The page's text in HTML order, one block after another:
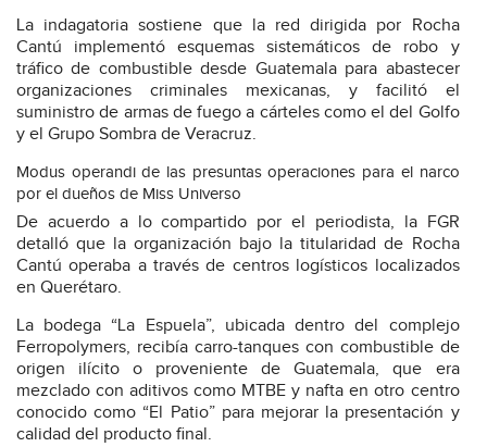
La indagatoria sostiene que la red dirigida por Rocha
Cantú implementó esquemas sistemáticos de robo y
tráfico de combustible desde Guatemala para abastecer
organizaciones criminales mexicanas, y facilitó el
suministro de armas de fuego a cárteles como el del Golfo
y el Grupo Sombra de Veracruz.
Modus operandi de las presuntas operaciones para el narco
por el dueños de Miss Universo
De acuerdo a lo compartido por el periodista, la FGR
detalló que la organización bajo la titularidad de Rocha
Cantú operaba a través de centros logísticos localizados
en Querétaro.
La bodega “La Espuela”, ubicada dentro del complejo
Ferropolymers, recibía carro-tanques con combustible de
origen ilícito o proveniente de Guatemala, que era
mezclado con aditivos como MTBE y nafta en otro centro
conocido como “El Patio” para mejorar la presentación y
calidad del producto final.